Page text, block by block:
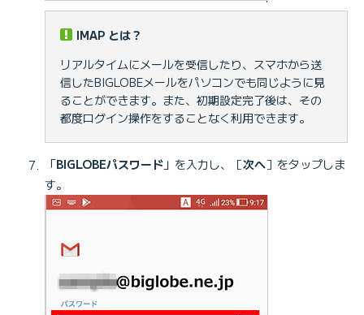
IMAP とは？
リアルタイムにメールを受信したり、スマホから送
信したBIGLOBEメールをパソコンでも同じように見
ることができます。また、初期設定完了後は、その
都度ログイン操作をすることなく利用できます。
「BIGLOBEパスワード 」を入力し、［次へ］をタップしま
す。